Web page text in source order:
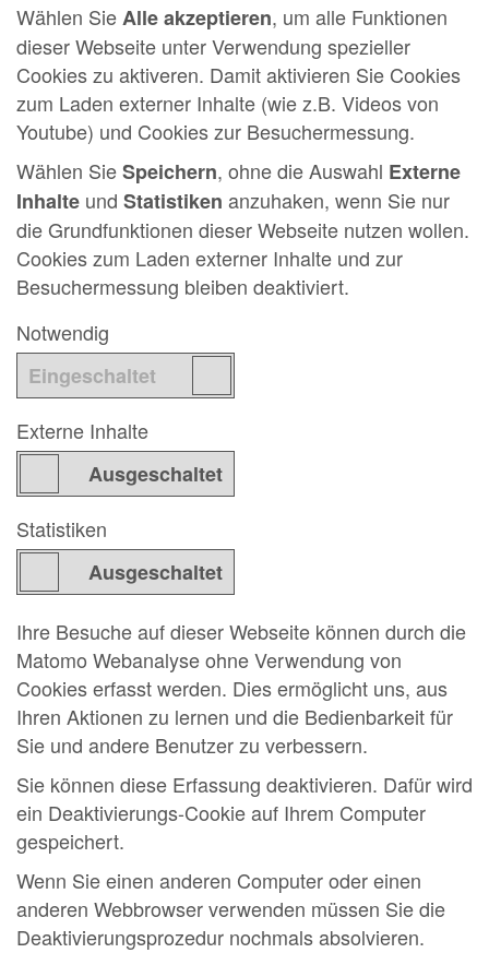
Wählen SieAlle akzeptieren, um alle Funktionen
dieser Webseite unter Verwendung spezieller
Cookies zu aktiveren. Damit aktivieren Sie Cookies
zum Laden externer Inhalte (wie z.B. Videos von
Youtube) und Cookies zur Besuchermessung.
Wählen SieSpeichern, ohne die Auswahl Externe
Inhalte und Statistiken anzuhaken, wenn Sie nur
die Grundfunktionen dieser Webseite nutzen wollen.
Cookies zum Laden externer Inhalte und zur
Besuchermessung bleiben deaktiviert.
Notwendig
Externe Inhalte
Statistiken
Ihre Besuche auf dieser Webseite können durch die
Matomo Webanalyse ohne Verwendung von
Cookies erfasst werden. Dies ermöglicht uns, aus
Ihren Aktionen zu lernen und die Bedienbarkeit für
Sie und andere Benutzer zu verbessern.
Sie können diese Erfassung deaktivieren. Dafür wird
ein Deaktivierungs-Cookie auf Ihrem Computer
gespeichert.
Wenn Sie einen anderen Computer oder einen
anderen Webbrowser verwenden müssen Sie die
Deaktivierungsprozedur nochmals absolvieren.